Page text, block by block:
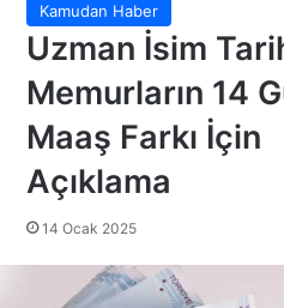
Kamudan Haber
Uzman İsim
Memurların 14
Maaş Farkı İçin
Açıklama
14 Ocak 2025